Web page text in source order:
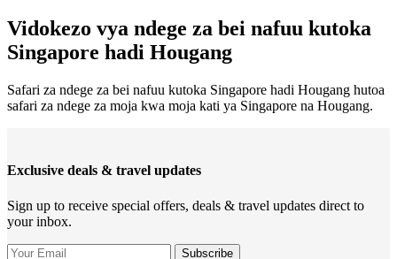
Vidokezo vya ndege za bei nafuu kutoka
Singapore hadi Hougang
Safari za ndege za bei nafuu kutoka Singapore hadi Hougang hutoa
safari za ndege za moja kwa moja kati ya Singapore na Hougang.
Exclusive deals & travel updates
Sign up to receive special offers, deals & travel updates direct to
your inbox.